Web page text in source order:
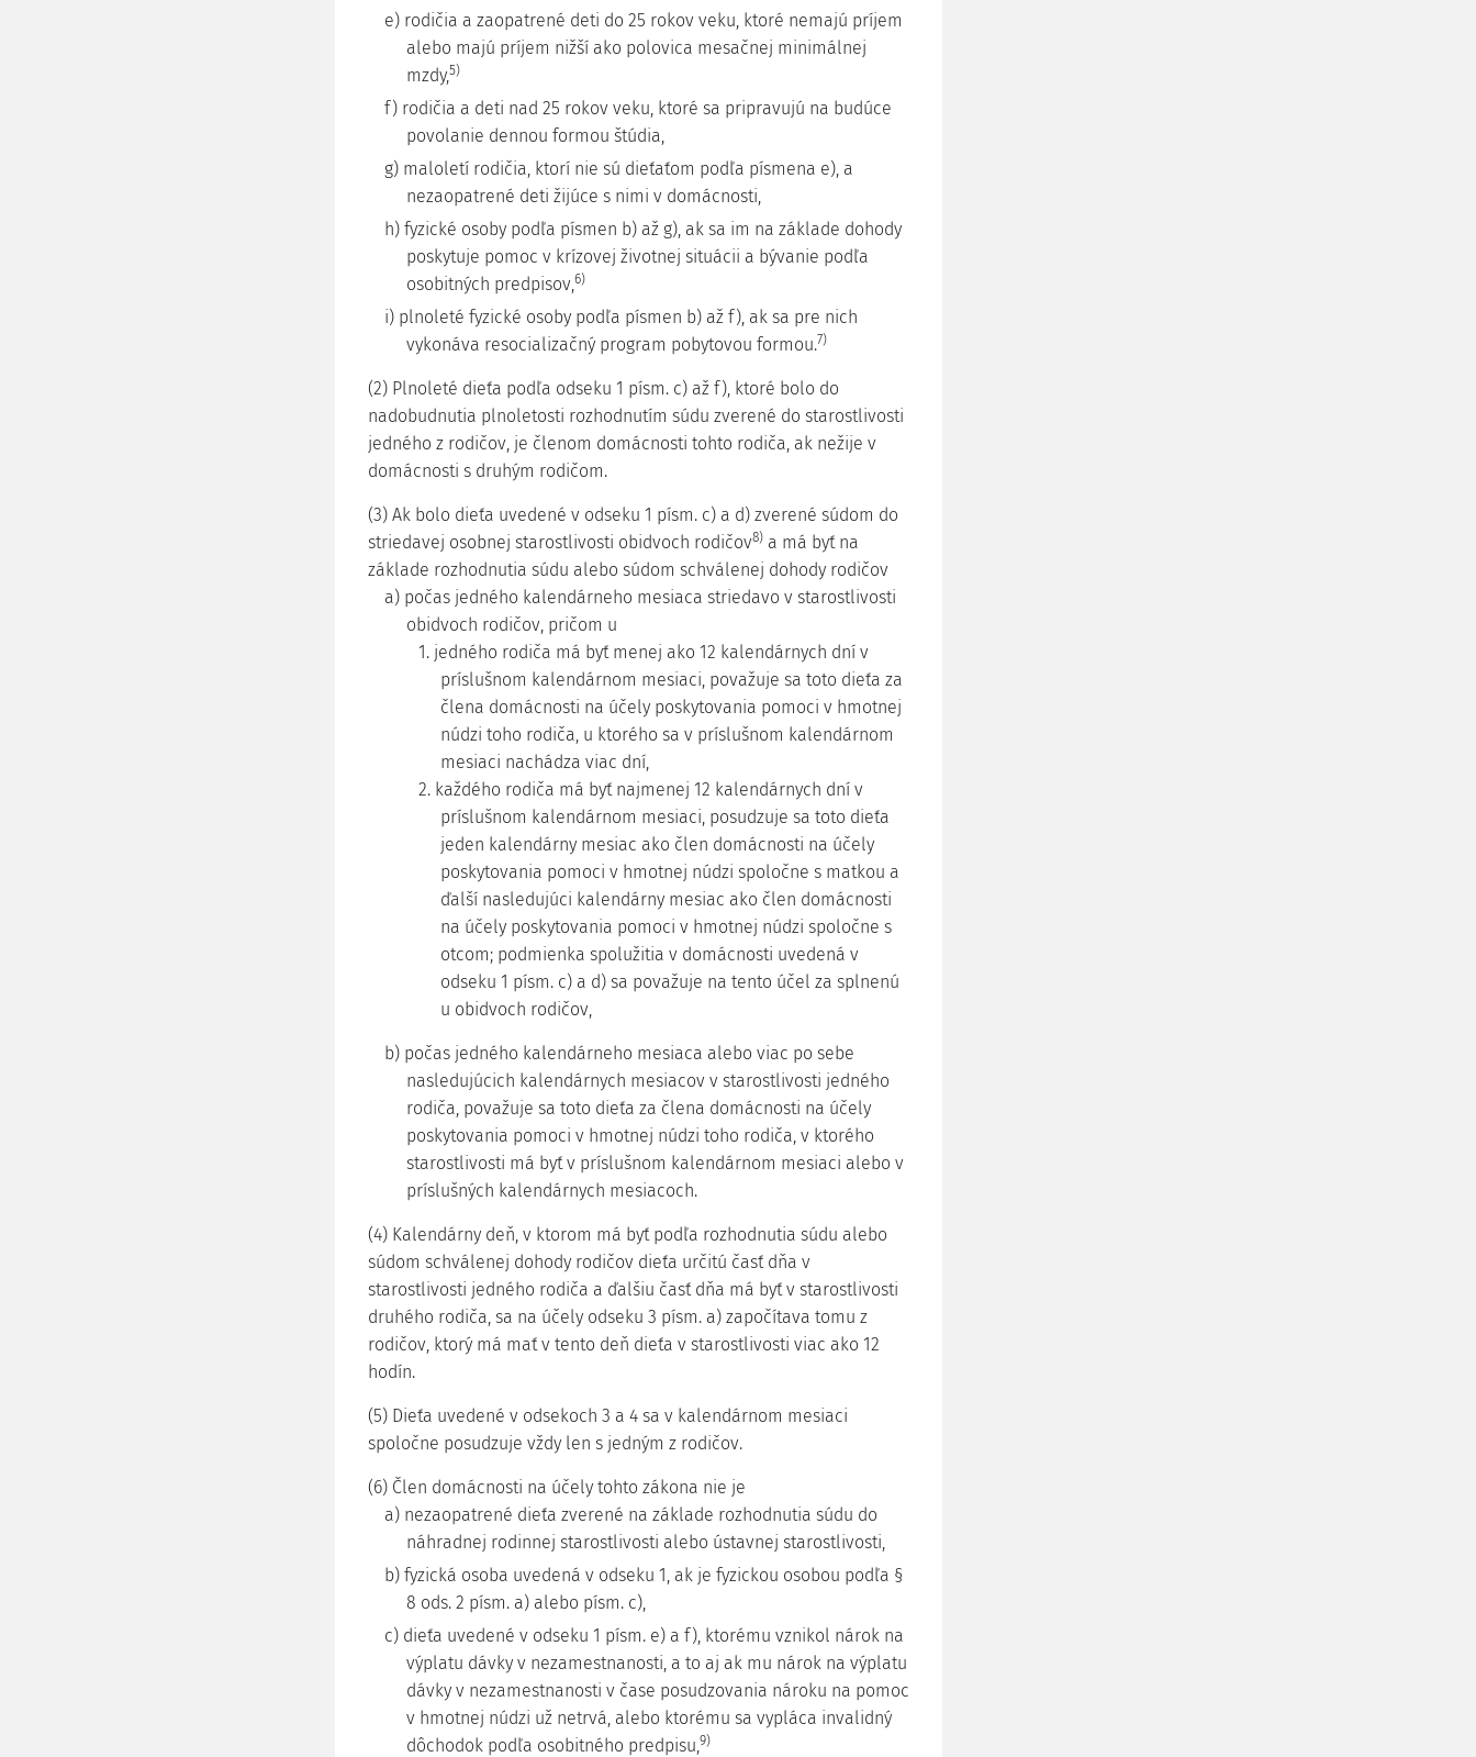
e) rodičia a zaopatrené deti do 25 rokov veku, ktoré nemajú príjem
alebo majú príjem nižší ako polovica mesačnej minimálnej
mzdy,5)
f) rodičia a deti nad 25 rokov veku, ktoré sa pripravujú na budúce
povolanie dennou formou štúdia,
g) maloletí rodičia, ktorí nie sú dieťaťom podľa písmena e), a
nezaopatrené deti žijúce s nimi v domácnosti,
h) fyzické osoby podľa písmen b) až g), ak sa im na základe dohody
poskytuje pomoc v krízovej životnej situácii a bývanie podľa
osobitných predpisov,6)
i) plnoleté fyzické osoby podľa písmen b) až f), ak sa pre nich
vykonáva resocializačný program pobytovou formou.7)
(2) Plnoleté dieťa podľa odseku 1 písm. c) až f), ktoré bolo do
nadobudnutia plnoletosti rozhodnutím súdu zverené do starostlivosti
jedného z rodičov, je členom domácnosti tohto rodiča, ak nežije v
domácnosti s druhým rodičom.
(3) Ak bolo dieťa uvedené v odseku 1 písm. c) a d) zverené súdom do
striedavej osobnej starostlivosti obidvoch rodičov8)a má byť na
základe rozhodnutia súdu alebo súdom schválenej dohody rodičov
a) počas jedného kalendárneho mesiaca striedavo v starostlivosti
obidvoch rodičov, pričom u
1. jedného rodiča má byť menej ako 12 kalendárnych dní v
príslušnom kalendárnom mesiaci, považuje sa toto dieťa za
člena domácnosti na účely poskytovania pomoci v hmotnej
núdzi toho rodiča, u ktorého sa v príslušnom kalendárnom
mesiaci nachádza viac dní,
2. každého rodiča má byť najmenej 12 kalendárnych dní v
príslušnom kalendárnom mesiaci, posudzuje sa toto dieťa
jeden kalendárny mesiac ako člen domácnosti na účely
poskytovania pomoci v hmotnej núdzi spoločne s matkou a
ďalší nasledujúci kalendárny mesiac ako člen domácnosti
na účely poskytovania pomoci v hmotnej núdzi spoločne s
otcom; podmienka spolužitia v domácnosti uvedená v
odseku 1 písm. c) a d) sa považuje na tento účel za splnenú
u obidvoch rodičov,
b) počas jedného kalendárneho mesiaca alebo viac po sebe
nasledujúcich kalendárnych mesiacov v starostlivosti jedného
rodiča, považuje sa toto dieťa za člena domácnosti na účely
poskytovania pomoci v hmotnej núdzi toho rodiča, v ktorého
starostlivosti má byť v príslušnom kalendárnom mesiaci alebo v
príslušných kalendárnych mesiacoch.
(4) Kalendárny deň, v ktorom má byť podľa rozhodnutia súdu alebo
súdom schválenej dohody rodičov dieťa určitú časť dňa v
starostlivosti jedného rodiča a ďalšiu časť dňa má byť v starostlivosti
druhého rodiča, sa na účely odseku 3 písm. a) započítava tomu z
rodičov, ktorý má mať v tento deň dieťa v starostlivosti viac ako 12
hodín.
(5) Dieťa uvedené v odsekoch 3 a 4 sa v kalendárnom mesiaci
spoločne posudzuje vždy len s jedným z rodičov.
(6) Člen domácnosti na účely tohto zákona nie je
a) nezaopatrené dieťa zverené na základe rozhodnutia súdu do
náhradnej rodinnej starostlivosti alebo ústavnej starostlivosti,
b) fyzická osoba uvedená v odseku 1, ak je fyzickou osobou podľa §
8 ods. 2 písm. a) alebo písm. c),
c) dieťa uvedené v odseku 1 písm. e) a f), ktorému vznikol nárok na
výplatu dávky v nezamestnanosti, a to aj ak mu nárok na výplatu
dávky v nezamestnanosti v čase posudzovania nároku na pomoc
v hmotnej núdzi už netrvá, alebo ktorému sa vypláca invalidný
dôchodok podľa osobitného predpisu,9)